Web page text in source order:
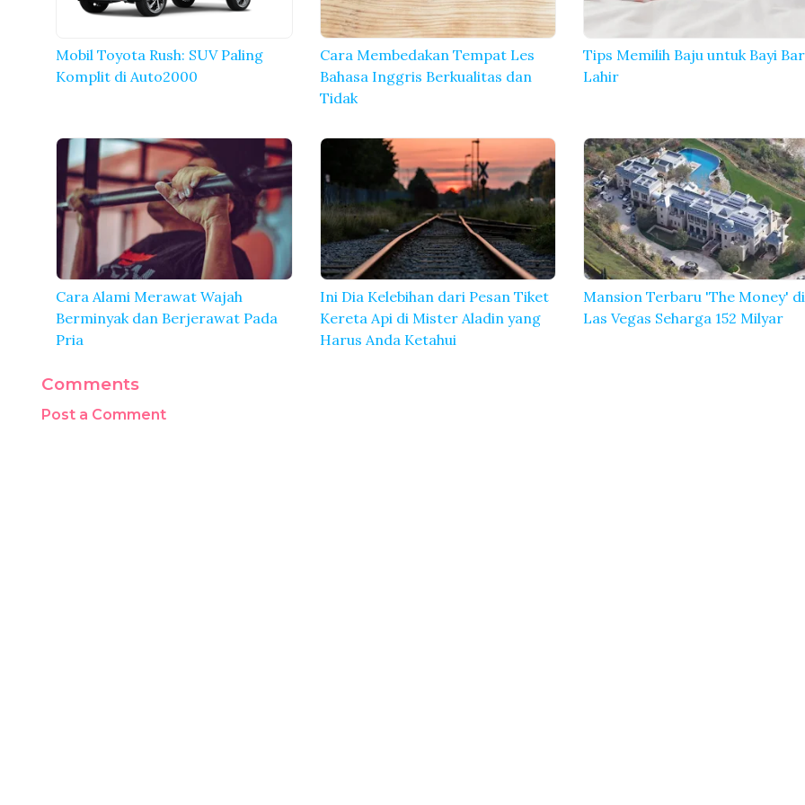
Mobil Toyota Rush: SUV Paling
Komplit di Auto2000
Cara Membedakan Tempat Les
Bahasa Inggris Berkualitas dan
Tidak
Tips Memilih Baju untuk Bayi
Lahir
Cara Alami Merawat Wajah
Berminyak dan Berjerawat Pada
Pria
Ini Dia Kelebihan dari Pesan Tiket
Kereta Api di Mister Aladin yang
Harus Anda Ketahui
Mansion Terbaru 'The Money' di
Las Vegas Seharga 152 Milyar
Comments
Post a Comment